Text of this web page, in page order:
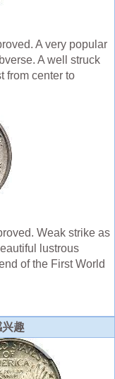
A very popular
A well struck
from center to
Weak strike as
lustrous
of the First World
趣